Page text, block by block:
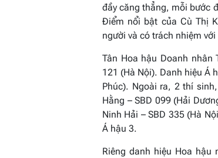
đầy căng thẳng, mỗi bước
Điểm nổi bật của Cù Thị
người và có trách nhiệm
Tân Hoa hậu Doanh nhân
121 (Hà Nội). Danh hiệu Á
Phúc). Ngoài ra, 2 thí
Hằng – SBD 099 (Hải
Ninh Hải – SBD 335 (Hà
Á hậu 3.
Riêng danh hiệu Hoa